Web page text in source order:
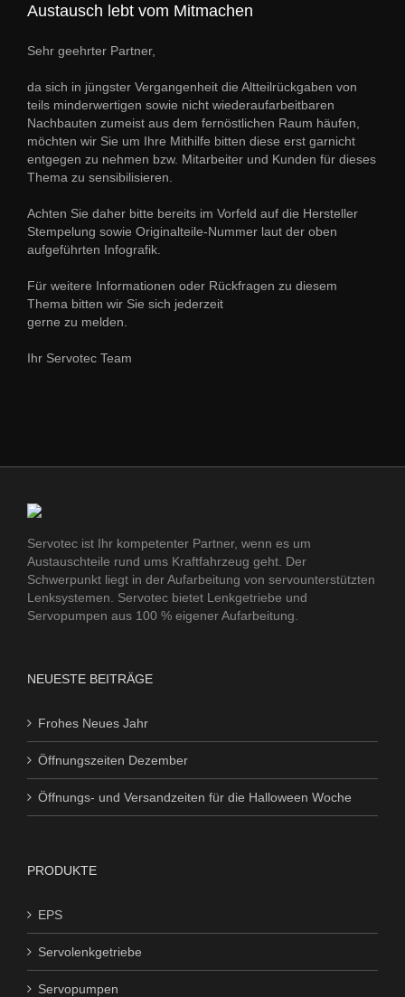
Austausch lebt vom Mitmachen
Sehr geehrter Partner,
da sich in jüngster Vergangenheit die Altteilrückgaben von
teils minderwertigen sowie nicht wiederaufarbeitbaren
Nachbauten zumeist aus dem fernöstlichen Raum häufen,
möchten wir Sie um Ihre Mithilfe bitten diese erst garnicht
entgegen zu nehmen bzw. Mitarbeiter und Kunden für dieses
Thema zu sensibilisieren.
Achten Sie daher bitte bereits im Vorfeld auf die Hersteller
Stempelung sowie Originalteile-Nummer laut der oben
aufgeführten Infografik.
Für weitere Informationen oder Rückfragen zu diesem
Thema bitten wir Sie sich jederzeit
gerne zu melden.
Ihr Servotec Team
Servotec ist Ihr kompetenter Partner, wenn es um
Austauschteile rund ums Kraftfahrzeug geht. Der
Schwerpunkt liegt in der Aufarbeitung von servounterstützten
Lenksystemen. Servotec bietet Lenkgetriebe und
Servopumpen aus 100 % eigener Aufarbeitung.
NEUESTE BEITRÄGE
Frohes Neues Jahr
Öffnungszeiten Dezember
Öffnungs- und Versandzeiten für die Halloween Woche
PRODUKTE
EPS
Servolenkgetriebe
Servopumpen